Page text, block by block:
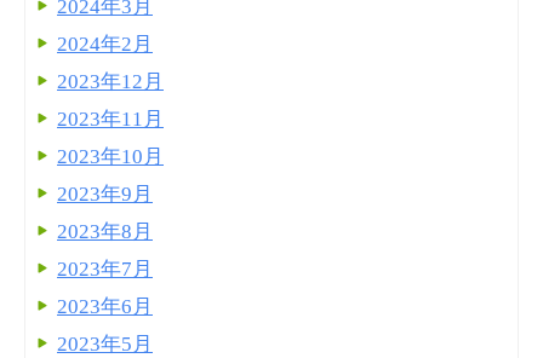
2024年3月
2024年2月
2023年12月
2023年11月
2023年10月
2023年9月
2023年8月
2023年7月
2023年6月
2023年5月